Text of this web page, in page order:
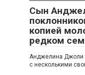
Сын
копией
редком
Анджелина Джоли
с несколькими